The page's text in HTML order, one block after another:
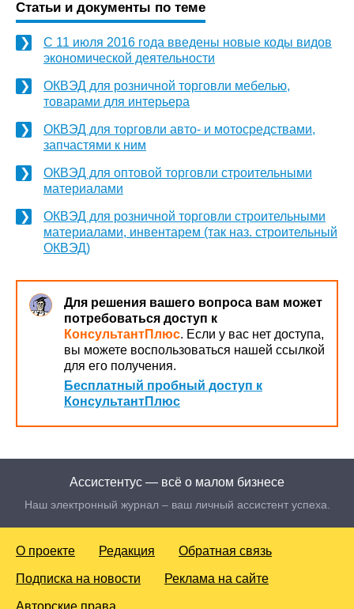
Статьи и документы по теме
С 11 июля 2016 года введены новые коды видов
экономической деятельности
ОКВЭД для розничной торговли мебелью,
товарами для интерьера
ОКВЭД для торговли авто- и мотосредствами,
запчастями к ним
ОКВЭД для оптовой торговли строительными
материалами
ОКВЭД для розничной торговли строительными
материалами, инвентарем (так наз. строительный
ОКВЭД)
Для решения вашего вопроса вам может
потребоваться доступ к
КонсультантПлюс. Если у вас нет доступа,
вы можете воспользоваться нашей ссылкой
для его получения.
Бесплатный пробный доступ к
КонсультантПлюс
Ассистентус — всё о малом бизнесе
Наш электронный журнал – ваш личный ассистент успеха.
О проекте Редакция Обратная связь
Подписка на новости Реклама на сайте
Авторские права